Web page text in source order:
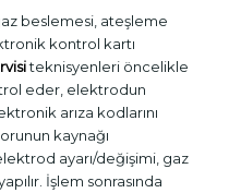
beslemesi, ateşleme
kontrol kartı
teknisyenleri öncelikle
eder, elektrodun
arıza kodlarını
kaynağı
ayarı/değişimi, gaz
İşlem sonrasında